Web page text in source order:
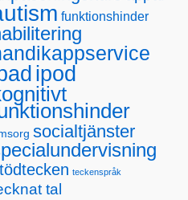
funktionshinder
ipod
socialtjänster
teckenspråk
tal